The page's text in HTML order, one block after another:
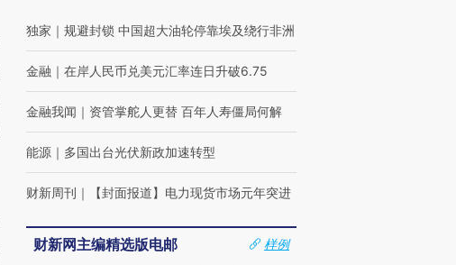
独家 ｜ 规避封锁 中国超大油轮停靠埃及绕行非洲
金融 ｜ 在岸人民币兑美元汇率连日升破6.75
金融我闻 ｜ 资管掌舵人更替 百年人寿僵局何解
能源 ｜ 多国出台光伏新政加速转型
财新周刊 ｜ 【封面报道】电力现货市场元年突进
财新网主编精选版电邮
样例